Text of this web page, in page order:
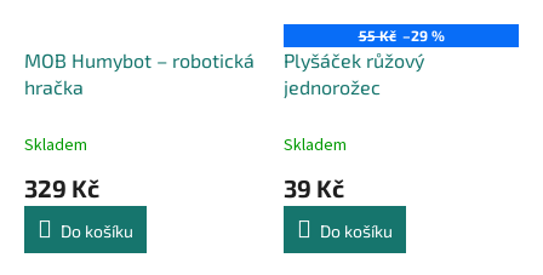
MOB Humybot – robotická
hračka
Skladem
329 Kč
Do košíku
55 Kč –29 %
Plyšáček růžový
jednorožec
Skladem
39 Kč
Do košíku